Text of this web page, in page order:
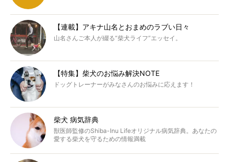
【連載】アキナ山名とおまめのラブい日々
山名さんご本人が綴る“柴犬ライフ”エッセイ。
【特集】柴犬のお悩み解決NOTE
ドッグトレーナーがみなさんのお悩みに応えます！
柴犬 病気辞典
獣医師監修のShiba-Inu Lifeオリジナル病気辞典。あなたの
愛する柴犬を守るための情報満載